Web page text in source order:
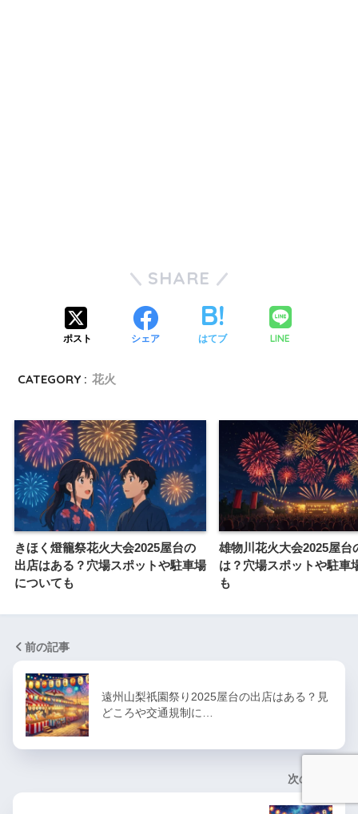
SHARE
ポスト シェア はてブ LINE
CATEGORY : 花火
きほく燈籠祭花火大会2025屋台の
出店はある？穴場スポットや駐車場
についても
雄物川花火大会2025屋台
は？穴場スポットや駐車
も
前の記事
遠州山梨祇園祭り2025屋台の出店はある？見
どころや交通規制に…
次の記事